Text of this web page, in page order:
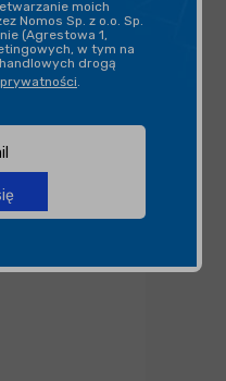
moich
Nomos Sp. z o.o. Sp.
(Agrestowa 1,
w tym na
drogą
.